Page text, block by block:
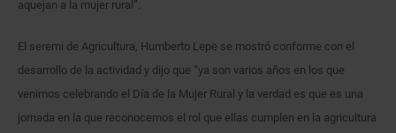
aquejan a la mujer rural”.
El seremi de Agricultura, Humberto Lepe se mostró conforme con el
desarrollo de la actividad y dijo que “ya son varios años en los que
venimos celebrando el Día de la Mujer Rural y la verdad es que es una
jornada en la que reconocemos el rol que ellas cumplen en la agricultura